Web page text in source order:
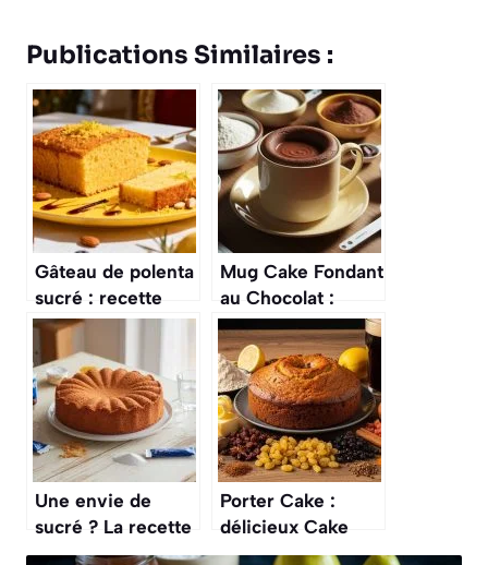
Publications Similaires :
Gâteau de polenta
sucré : recette
facile et délicieuse
Mug Cake Fondant
au Chocolat :
recette Facile et
Rapide
Une envie de
sucré ? La recette
du « gâteau au
Porter Cake :
délicieux Cake
Irlandais à la Bière